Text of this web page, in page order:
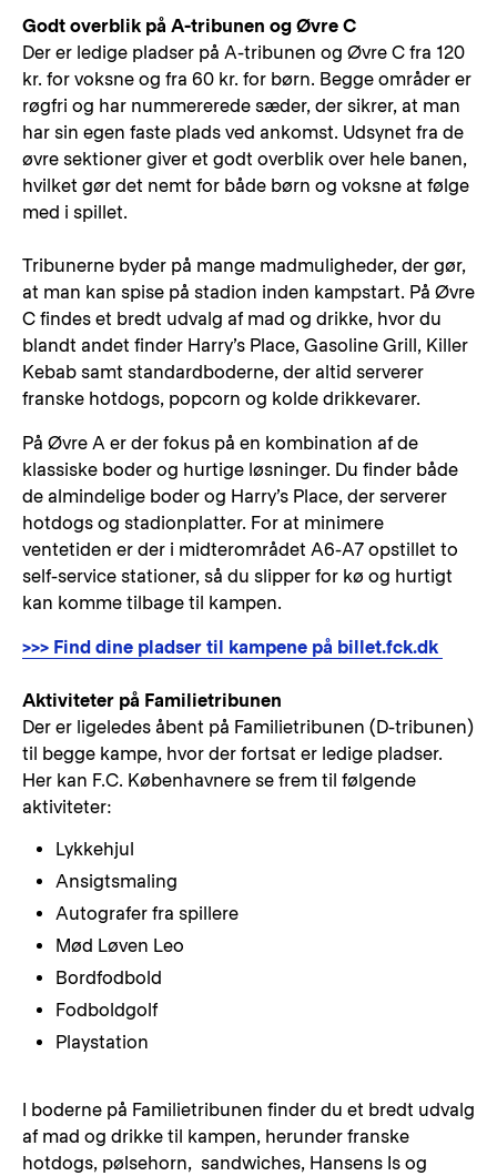
Godt overblik på A-tribunen og Øvre C
Der er ledige pladser på A-tribunen og Øvre C fra 120
kr. for voksne og fra 60 kr. for børn. Begge områder er
røgfri og har nummererede sæder, der sikrer, at man
har sin egen faste plads ved ankomst. Udsynet fra de
øvre sektioner giver et godt overblik over hele banen,
hvilket gør det nemt for både børn og voksne at følge
med i spillet.
Tribunerne byder på mange madmuligheder, der gør,
at man kan spise på stadion inden kampstart. På Øvre
C findes et bredt udvalg af mad og drikke, hvor du
blandt andet finder Harry’s Place, Gasoline Grill, Killer
Kebab samt standardboderne, der altid serverer
franske hotdogs, popcorn og kolde drikkevarer.
På Øvre A er der fokus på en kombination af de
klassiske boder og hurtige løsninger. Du finder både
de almindelige boder og Harry’s Place, der serverer
hotdogs og stadionplatter. For at minimere
ventetiden er der i midterområdet A6-A7 opstillet to
self-service stationer, så du slipper for kø og hurtigt
kan komme tilbage til kampen.
>>> Find dine pladser til kampene på billet.fck.dk
Aktiviteter på Familietribunen
Der er ligeledes åbent på Familietribunen (D-tribunen)
til begge kampe, hvor der fortsat er ledige pladser.
Her kan F.C. Københavnere se frem til følgende
aktiviteter:
Lykkehjul
Ansigtsmaling
Autografer fra spillere
Mød Løven Leo
Bordfodbold
Fodboldgolf
Playstation
I boderne på Familietribunen finder du et bredt udvalg
af mad og drikke til kampen, herunder franske
hotdogs, pølsehorn, sandwiches, Hansens Is og